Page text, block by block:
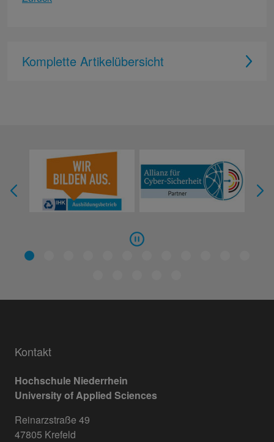
Komplette Artikelübersicht
Kontakt
Hochschule Niederrhein
University of Applied Sciences
Reinarzstraße 49
47805 Krefeld